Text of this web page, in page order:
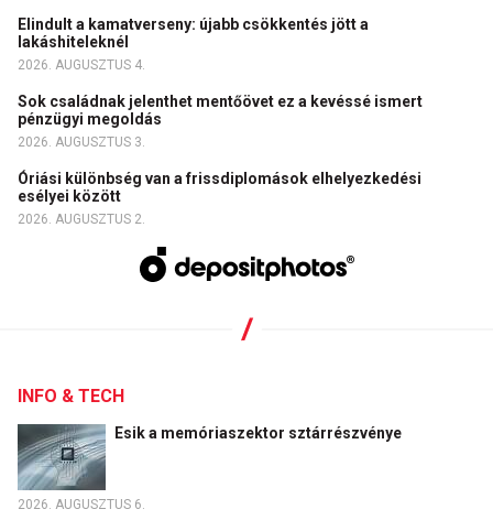
Elindult a kamatverseny: újabb csökkentés jött a
lakáshiteleknél
2026. AUGUSZTUS 4.
Sok családnak jelenthet mentőövet ez a kevéssé ismert
pénzügyi megoldás
2026. AUGUSZTUS 3.
Óriási különbség van a frissdiplomások elhelyezkedési
esélyei között
2026. AUGUSZTUS 2.
INFO & TECH
Esik a memóriaszektor sztárrészvénye
2026. AUGUSZTUS 6.